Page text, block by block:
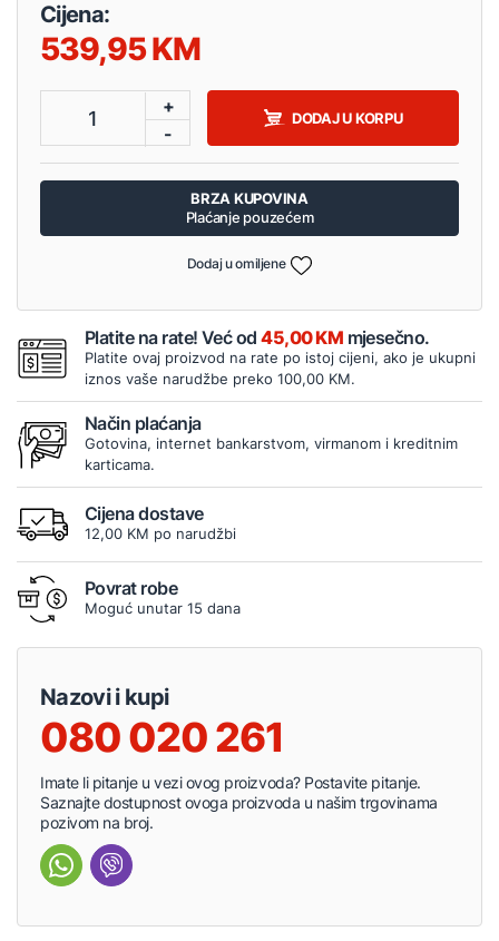
Cijena:
539,95
1
+
-
DODAJ U KORPU
BRZA KUPOVINA
Plaćanje pouzećem
Dodaj u omiljene
Platite na rate! Već od45,00 KM mjesečno.
Platite ovaj proizvod na rate po istoj cijeni, ako je ukupni
iznos vaše narudžbe preko 100,00 KM.
Način plaćanja
Gotovina, internet bankarstvom, virmanom i kreditnim
karticama.
Cijena dostave
12,00 KM po narudžbi
Povrat robe
Moguć unutar 15 dana
Nazovi i kupi
080 020 261
Imate li pitanje u vezi ovog proizvoda? Postavite pitanje.
Saznajte dostupnost ovoga proizvoda u našim trgovinama
pozivom na broj.